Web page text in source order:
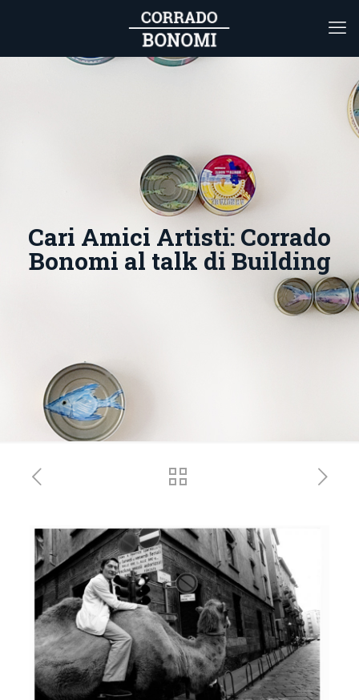
Cari Amici Artisti: Corrado
Bonomi al talk di Building